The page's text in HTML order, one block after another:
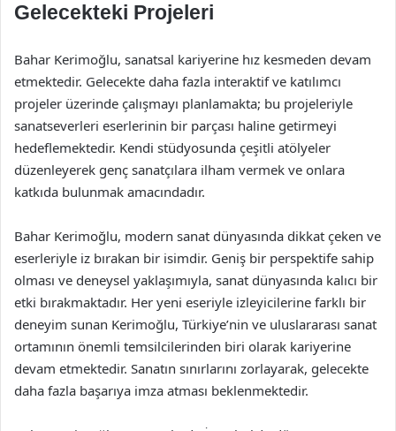
Gelecekteki Projeleri
Bahar Kerimoğlu, sanatsal kariyerine hız kesmeden devam
etmektedir. Gelecekte daha fazla interaktif ve katılımcı
projeler üzerinde çalışmayı planlamakta; bu projeleriyle
sanatseverleri eserlerinin bir parçası haline getirmeyi
hedeflemektedir. Kendi stüdyosunda çeşitli atölyeler
düzenleyerek genç sanatçılara ilham vermek ve onlara
katkıda bulunmak amacındadır.
Bahar Kerimoğlu, modern sanat dünyasında dikkat çeken ve
eserleriyle iz bırakan bir isimdir. Geniş bir perspektife sahip
olması ve deneysel yaklaşımıyla, sanat dünyasında kalıcı bir
etki bırakmaktadır. Her yeni eseriyle izleyicilerine farklı bir
deneyim sunan Kerimoğlu, Türkiye’nin ve uluslararası sanat
ortamının önemli temsilcilerinden biri olarak kariyerine
devam etmektedir. Sanatın sınırlarını zorlayarak, gelecekte
daha fazla başarıya imza atması beklenmektedir.